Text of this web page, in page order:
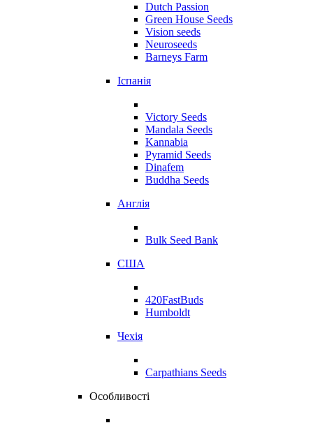
Dutch Passion
Green House Seeds
Vision seeds
Neuroseeds
Barneys Farm
Іспанія
Victory Seeds
Mandala Seeds
Kannabia
Pyramid Seeds
Dinafem
Buddha Seeds
Англія
Bulk Seed Bank
США
420FastBuds
Humboldt
Чехія
Carpathians Seeds
Особливості